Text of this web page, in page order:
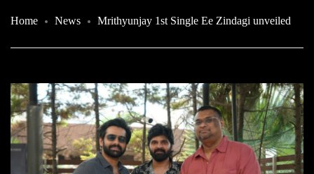
Home News Mrithyunjay 1st Single Ee Zindagi unveiled